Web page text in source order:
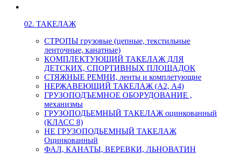
02. ТАКЕЛАЖ
СТРОПЫ грузовые (цепные, текстильные
ленточные, канатные)
КОМПЛЕКТУЮЩИЙ ТАКЕЛАЖ ДЛЯ
ДЕТСКИХ, СПОРТИВНЫХ ПЛОЩАДОК
СТЯЖНЫЕ РЕМНИ, ленты и комплетующие
НЕРЖАВЕЮЩИЙ ТАКЕЛАЖ (А2, А4)
ГРУЗОПОДЪЕМНОЕ ОБОРУДОВАНИЕ ,
механизмы
ГРУЗОПОДЬЕМНЫЙ ТАКЕЛАЖ оцинкованный
(КЛАСС 8)
НЕ ГРУЗОПОДЬЕМНЫЙ ТАКЕЛАЖ
Оцинкованный
ФАЛ, КАНАТЫ, ВЕРЕВКИ, ЛЬНОВАТИН